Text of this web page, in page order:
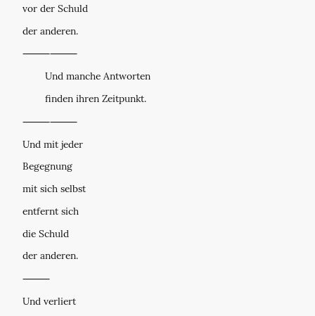
vor der Schuld
der anderen.
⸻⸻
Und manche Antworten
finden ihren Zeitpunkt.
⸻⸻
Und mit jeder
Begegnung
mit sich selbst
entfernt sich
die Schuld
der anderen.
⸻
Und verliert